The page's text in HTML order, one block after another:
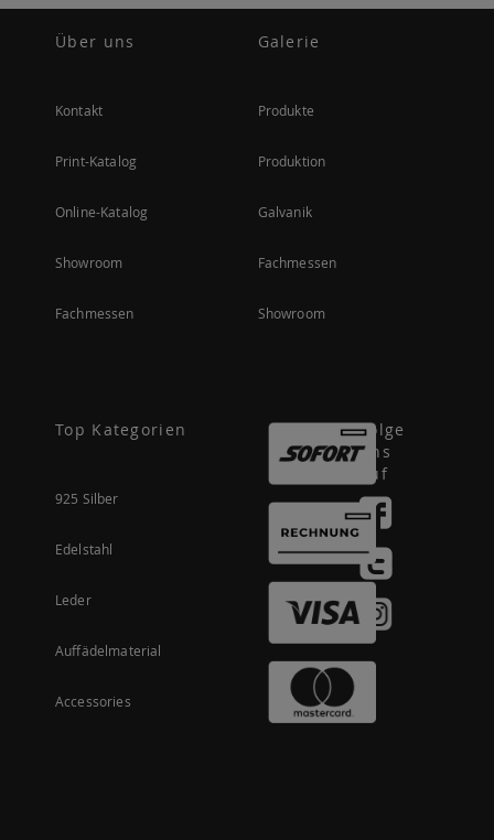
Über uns
Kontakt
Print-Katalog
Online-Katalog
Showroom
Fachmessen
Galerie
Produkte
Produktion
Galvanik
Fachmessen
Showroom
Top Kategorien
925 Silber
Edelstahl
Leder
Auffädelmaterial
Accessories
Folge
uns
auf